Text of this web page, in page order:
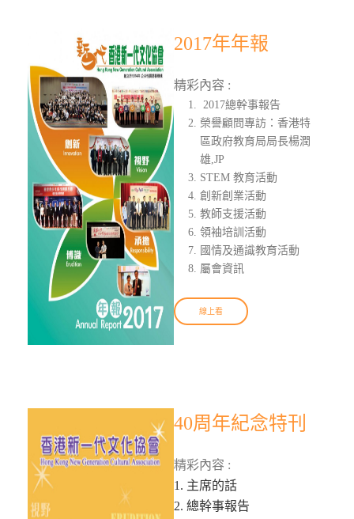
2017年年報
精彩內容 :
2017總幹事報告
榮譽顧問專訪：香港特
區政府教育局局長楊潤
雄,JP
STEM 教育活動
創新創業活動
教師支援活動
領袖培訓活動
國情及通識教育活動
屬會資訊
線上看
40周年紀念特刊
精彩內容 :
1. 主席的話
2. 總幹事報告